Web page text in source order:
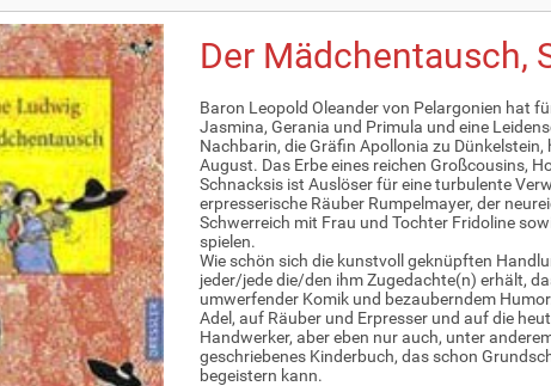
Der Mädchentausch,
Baron Leopold Oleander von Pelargonien hat
Jasmina, Gerania und Primula und eine
Nachbarin, die Gräfin Apollonia zu
August. Das Erbe eines reichen Großcousins,
Schnacksis ist Auslöser für eine turbulente
erpresserische Räuber Rumpelmayer, der
Schwerreich mit Frau und Tochter Fridoline
spielen.
Wie schön sich die kunstvoll geknüpften
jeder/jede die/den ihm Zugedachte(n) erhält,
umwerfender Komik und bezauberndem
Adel, auf Räuber und Erpresser und auf die
Handwerker, aber eben nur auch, unter
geschriebenes Kinderbuch, das schon
begeistern kann.